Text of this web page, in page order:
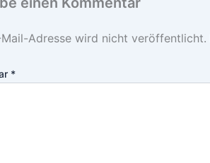
Mail-Adresse wird nicht veröffentlicht.
*